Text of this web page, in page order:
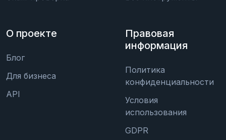
О проекте
Блог
Для бизнеса
API
Правовая
информация
Политика
конфиденциальности
Условия
использования
GDPR